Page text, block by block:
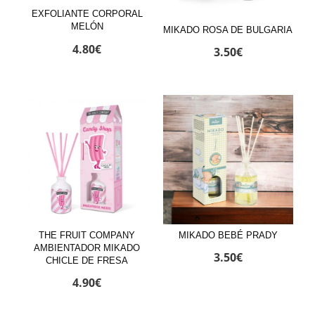
EXFOLIANTE CORPORAL
MELÓN
4.80€
MIKADO ROSA DE BULGARIA
3.50€
THE FRUIT COMPANY
AMBIENTADOR MIKADO
CHICLE DE FRESA
4.90€
MIKADO BEBÉ PRADY
3.50€